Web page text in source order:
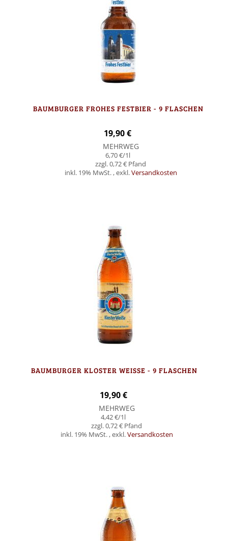
BAUMBURGER FROHES FESTBIER - 9 FLASCHEN
19,90 €
MEHRWEG
6,70 €/1l
0,72 €
inkl. 19% MwSt. ,exkl.Versandkosten
BAUMBURGER KLOSTER WEISSE - 9 FLASCHEN
19,90 €
MEHRWEG
4,42 €/1l
0,72 €
inkl. 19% MwSt. ,exkl.Versandkosten